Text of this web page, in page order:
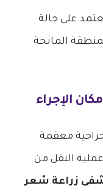
على حالة
المانحة
الإجراء
معقمة
النقل من
زراعة شعر